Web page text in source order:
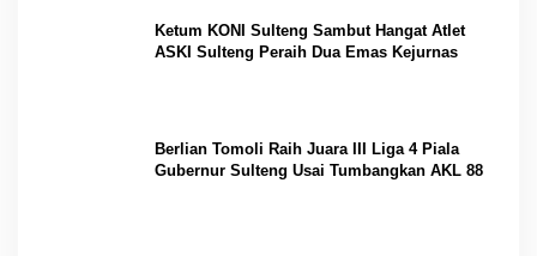
Ketum KONI Sulteng Sambut Hangat Atlet
ASKI Sulteng Peraih Dua Emas Kejurnas
Berlian Tomoli Raih Juara III Liga 4 Piala
Gubernur Sulteng Usai Tumbangkan AKL 88